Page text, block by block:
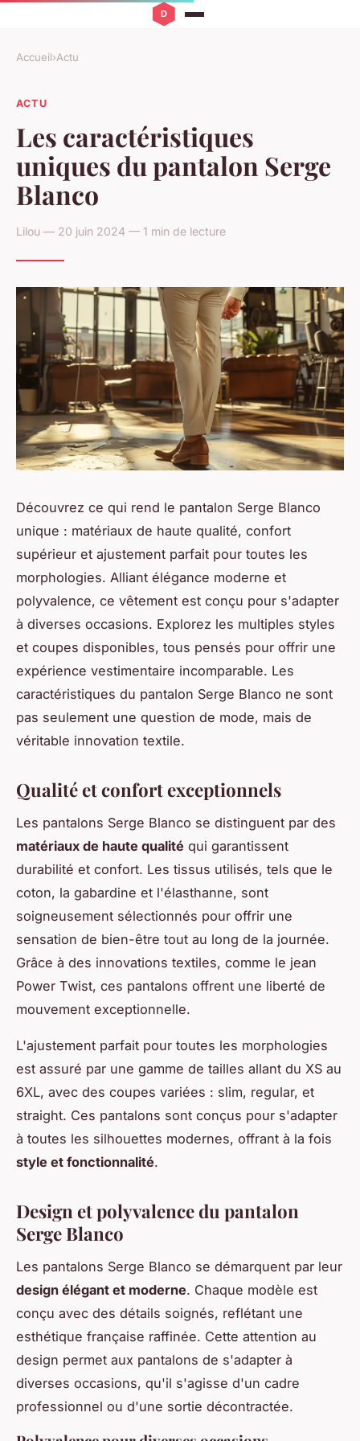
Accueil›Actu
ACTU
Les caractéristiques
uniques du pantalon Serge
Blanco
Lilou — 20 juin 2024 — 1 min de lecture
Découvrez ce qui rend le pantalon Serge Blanco
unique : matériaux de haute qualité, confort
supérieur et ajustement parfait pour toutes les
morphologies. Alliant élégance moderne et
polyvalence, ce vêtement est conçu pour s'adapter
à diverses occasions. Explorez les multiples styles
et coupes disponibles, tous pensés pour offrir une
expérience vestimentaire incomparable. Les
caractéristiques du pantalon Serge Blanco ne sont
pas seulement une question de mode, mais de
véritable innovation textile.
Qualité et confort exceptionnels
Les pantalons Serge Blanco se distinguent par des
matériaux de haute qualité qui garantissent
durabilité et confort. Les tissus utilisés, tels que le
coton, la gabardine et l'élasthanne, sont
soigneusement sélectionnés pour offrir une
sensation de bien-être tout au long de la journée.
Grâce à des innovations textiles, comme le jean
Power Twist, ces pantalons offrent une liberté de
mouvement exceptionnelle.
L'ajustement parfait pour toutes les morphologies
est assuré par une gamme de tailles allant du XS au
6XL, avec des coupes variées : slim, regular, et
straight. Ces pantalons sont conçus pour s'adapter
à toutes les silhouettes modernes, offrant à la fois
style et fonctionnalité.
Design et polyvalence du pantalon
Serge Blanco
Les pantalons Serge Blanco se démarquent par leur
design élégant et moderne. Chaque modèle est
conçu avec des détails soignés, reflétant une
esthétique française raffinée. Cette attention au
design permet aux pantalons de s'adapter à
diverses occasions, qu'il s'agisse d'un cadre
professionnel ou d'une sortie décontractée.